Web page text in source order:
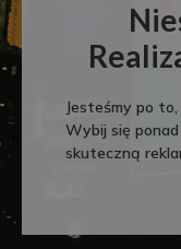
Jesteśmy po
Wybij się
skuteczną